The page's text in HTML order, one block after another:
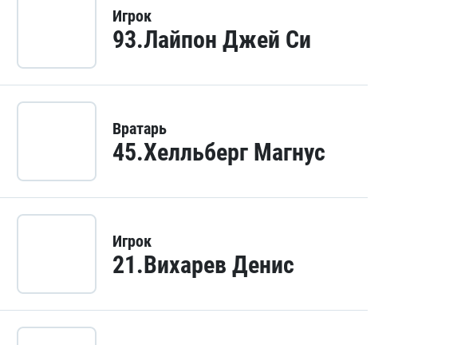
Игрок
93.Лайпон Джей Си
Вратарь
45.Хелльберг Магнус
Игрок
21.Вихарев Денис